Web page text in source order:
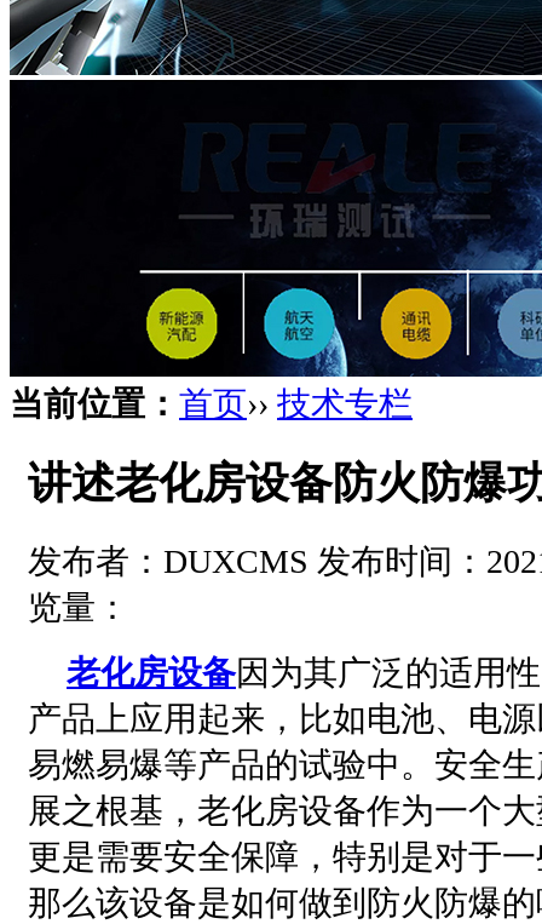
当前位置： 首页›› 技术专栏
讲述老化房设备防火防爆
发布者：DUXCMS 发布时间：
览量：
老化房设备因为其广泛的适用
产品上应用起来，比如电池、电
易燃易爆等产品的试验中。安全
展之根基，老化房设备作为一个
更是需要安全保障，特别是对于
那么该设备是如何做到防火防爆的